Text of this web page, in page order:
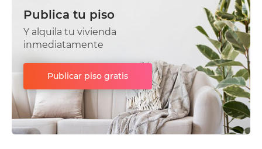
Publica tu piso
Y alquila tu vivienda
inmediatamente
Publicar piso gratis